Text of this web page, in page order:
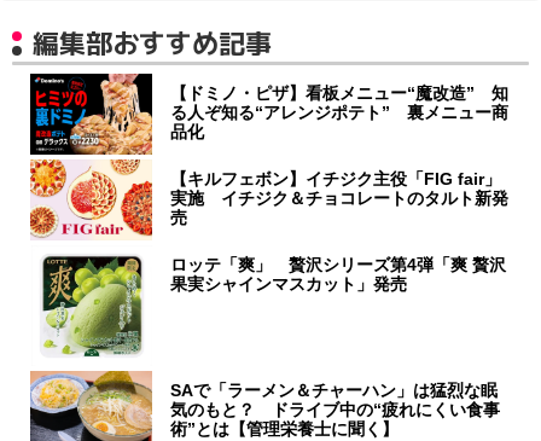
編集部おすすめ記事
【ドミノ・ピザ】看板メニュー“魔改造” 知
る人ぞ知る“アレンジポテト” 裏メニュー商
品化
【キルフェボン】イチジク主役「FIG fair」
実施 イチジク＆チョコレートのタルト新発
売
ロッテ「爽」 贅沢シリーズ第4弾「爽 贅沢
果実シャインマスカット」発売
SAで「ラーメン＆チャーハン」は猛烈な眠
気のもと？ ドライブ中の“疲れにくい食事
術”とは【管理栄養士に聞く】